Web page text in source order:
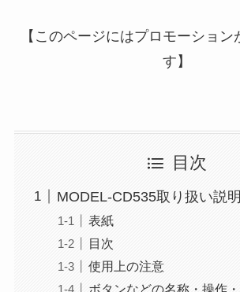
【このページにはプロモーション
す】
目次
MODEL-CD535取り扱い説
表紙
目次
使用上の注意
ボタンなどの名称・操作